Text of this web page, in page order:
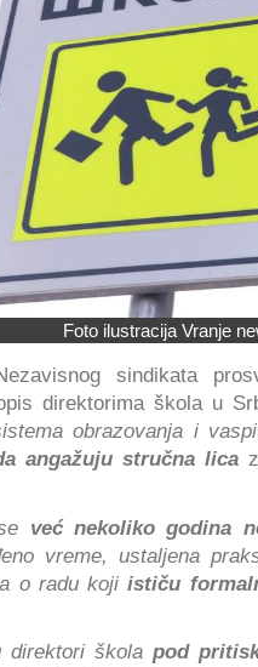
Foto ilustracija Vranje
sindikata
direktorima škola u
obrazovanja i
angažuju stručna lica
već nekoliko godina
vreme, ustaljena
o radu kojiističu
direktori školapod